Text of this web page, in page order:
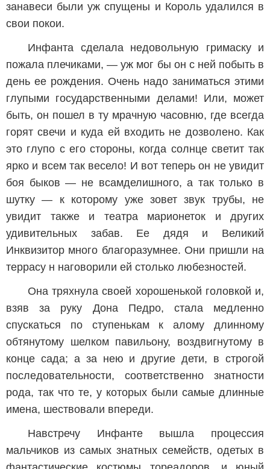
занавеси были уж спущены и Король удалился в
свои покои.
Инфанта сделала недовольную гримаску и
пожала плечиками, — уж мог бы он с ней побыть в
день ее рождения. Очень надо заниматься этими
глупыми государственными делами! Или, может
быть, он пошел в ту мрачную часовню, где всегда
горят свечи и куда ей входить не дозволено. Как
это глупо с его стороны, когда солнце светит так
ярко и всем так весело! И вот теперь он не увидит
боя быков — не всамделишного, а так только в
шутку — к которому уже зовет звук трубы, не
увидит также и театра марионеток и других
удивительных забав. Ее дядя и Великий
Инквизитор много благоразумнее. Они пришли на
террасу н наговорили ей столько любезностей.
Она тряхнула своей хорошенькой головкой и,
взяв за руку Дона Педро, стала медленно
спускаться по ступенькам к алому длинному
обтянутому шелком павильону, воздвигнутому в
конце сада; а за нею и другие дети, в строгой
последовательности, соответственно знатности
рода, так что те, у которых были самые длинные
имена, шествовали впереди.
Навстречу Инфанте вышла процессия
мальчиков из самых знатных семейств, одетых в